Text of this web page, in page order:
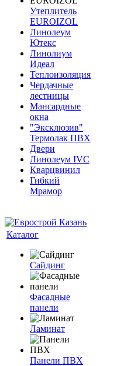
Утеплитель
EUROIZOL
Линолеум
Ютекс
Линолиум
Идеал
Теплоизоляция
Чердачные
лестницы
Мансардные
окна
"Эксклюзив"
Термолак ПВХ
Двери
Линолеум IVC
Кварцвинил
Гибкий
Мрамор
Каталог
Сайдинг
Фасадные
панели
Ламинат
Панели ПВХ